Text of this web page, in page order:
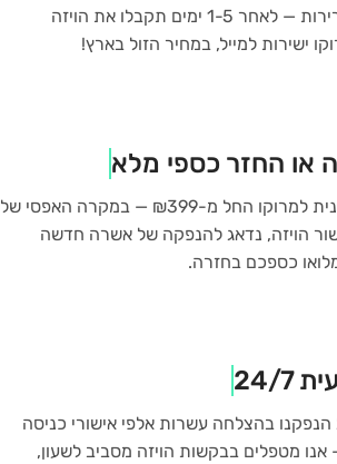
או הגעה פיזית לשגרירות — לאחר 1-5 ימים תקבלו את הויזה
ישירות למייל, במחיר הזול בארץ!
הוצאת ויזה אלקטרונית למרוקו החל מ-₪399 — במקרה האפסי של
הויזה, נדאג להנפקה של אשרה חדשה
כספכם בחזרה.
7
מתחילת שנת 2019 הנפקנו בהצלחה עשרות אלפי אישורי כניסה
אנו מטפלים בבקשות הויזה מסביב לשעון,